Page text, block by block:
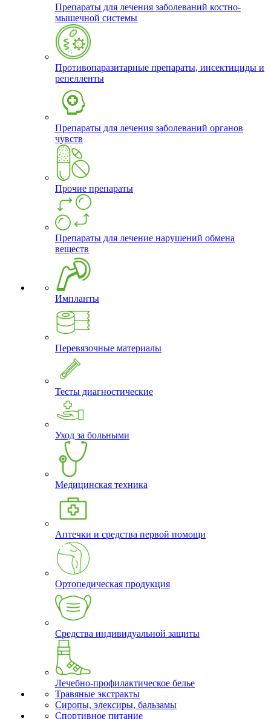
Препараты для лечения заболеваний костно-
мышечной системы
Противопаразитарные препараты, инсектициды и
репелленты
Препараты для лечения заболеваний органов
чувств
Прочие препараты
Препараты для лечение нарушений обмена
веществ
Импланты
Перевязочные материалы
Тесты диагностические
Уход за больными
Медицинская техника
Аптечки и средства первой помощи
Ортопедическая продукция
Средства индивидуальной защиты
Лечебно-профилактическое белье
Травяные экстракты
Сиропы, элексиры, бальзамы
Спортивное питание